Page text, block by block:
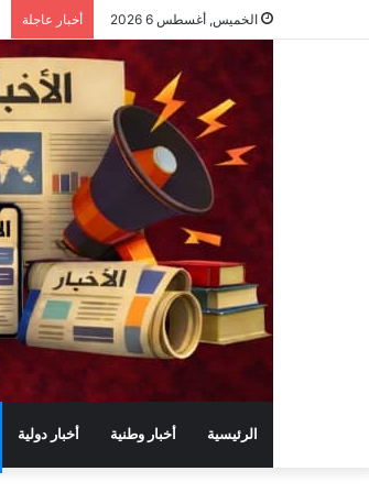
الخميس, أغسطس 6 2026 أخبار عاجلة
الرئيسية أخبار وطنية أخبار دولية